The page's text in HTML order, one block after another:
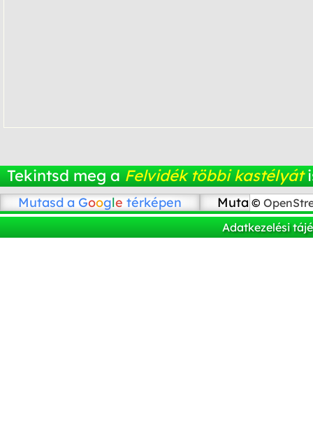
Tekintsd meg a Felvidék többi kastélyát
Mutasd a Google térképen Mutasd az
©
Adatkezelési